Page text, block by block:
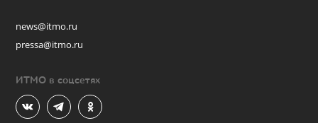
news@itmo.ru
pressa@itmo.ru
ИТМО в соцсетях